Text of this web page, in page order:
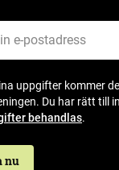
uppgifter kommer
Du har rätt till
behandlas.
nu